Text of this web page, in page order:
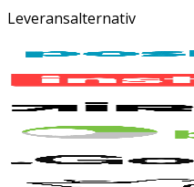
Leveransalternativ